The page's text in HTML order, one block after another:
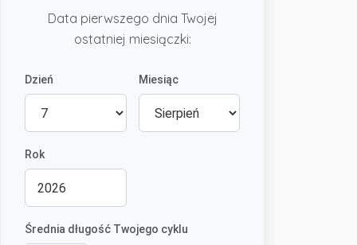
Data pierwszego dnia Twojej
ostatniej miesiączki:
Dzień Miesiąc
Rok
Średnia długość Twojego cyklu